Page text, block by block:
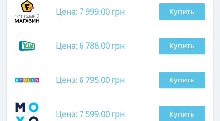
Цена: 7 999.00 грн Купить
Цена: 6 788.00 грн Купить
Цена: 6 795.00 грн Купить
Цена: 7 599.00 грн Купить